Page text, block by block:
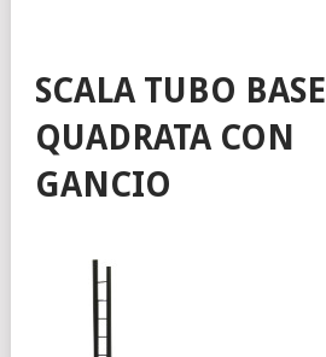
SCALA TUBO BASE
QUADRATA CON
GANCIO